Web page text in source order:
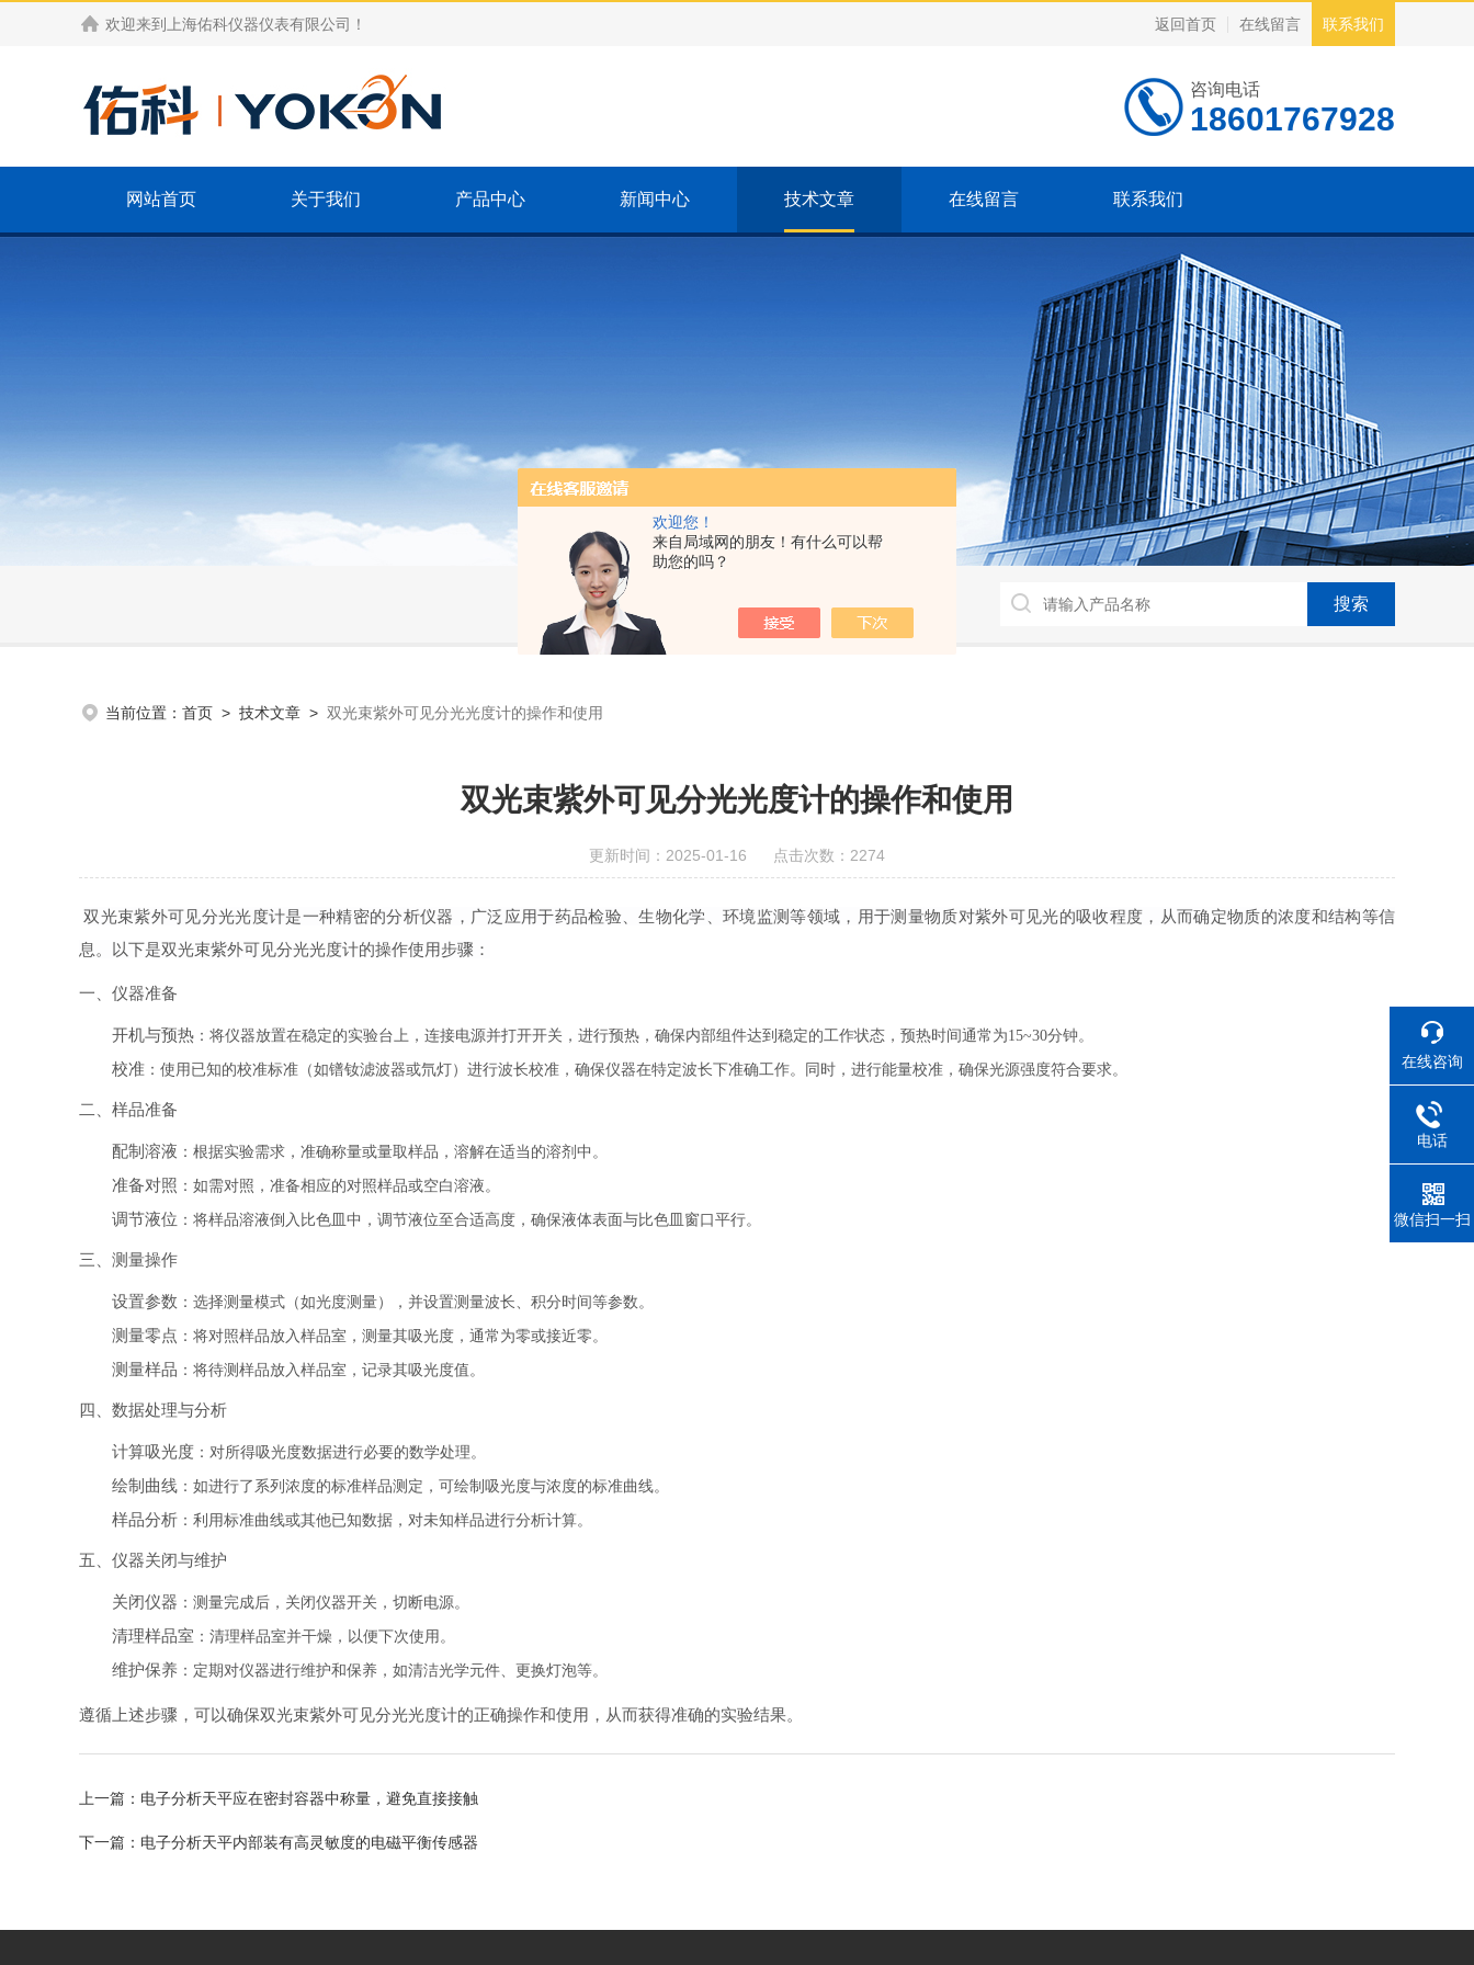
欢迎您！
来自局域网的朋友！有什么可以帮
助您的吗？
欢迎来到 上海佑科仪器仪表有限公司 ！ 返回首页 在线留言 联系我们
咨询电话
18601767928
网站首页 关于我们 产品中心 新闻中心 技术文章 在线留言 联系我们
当前位置： 首页 > 技术文章 > 双光束紫外可见分光光度计的操作和使用
双光束紫外可见分光光度计的操作和使用
更新时间：2025-01-16 点击次数：2274
双光束紫外可见分光光度计是一种精密的分析仪器，广泛应用于药品检验、生物化学、环境监测等领域，用于测量物质对紫外可见光的吸收程度，从而确定物质的浓度和结构等信
息。以下是双光束紫外可见分光光度计的操作使用步骤：
一、仪器准备
开机与预热 ：将仪器放置在稳定的实验台上，连接电源并打开开关，进行预热，确保内部组件达到稳定的工作状态，预热时间通常为15~30分钟。
校准 ：使用已知的校准标准（如镨钕滤波器或氘灯）进行波长校准，确保仪器在特定波长下准确工作。同时，进行能量校准，确保光源强度符合要求。
二、样品准备
配制溶液 ：根据实验需求，准确称量或量取样品，溶解在适当的溶剂中。
准备对照 ：如需对照，准备相应的对照样品或空白溶液。
调节液位 ：将样品溶液倒入比色皿中，调节液位至合适高度，确保液体表面与比色皿窗口平行。
三、测量操作
设置参数 ：选择测量模式（如光度测量），并设置测量波长、积分时间等参数。
测量零点 ：将对照样品放入样品室，测量其吸光度，通常为零或接近零。
测量样品 ：将待测样品放入样品室，记录其吸光度值。
四、数据处理与分析
计算吸光度 ：对所得吸光度数据进行必要的数学处理。
绘制曲线 ：如进行了系列浓度的标准样品测定，可绘制吸光度与浓度的标准曲线。
样品分析 ：利用标准曲线或其他已知数据，对未知样品进行分析计算。
五、仪器关闭与维护
关闭仪器 ：测量完成后，关闭仪器开关，切断电源。
清理样品室 ：清理样品室并干燥，以便下次使用。
维护保养 ：定期对仪器进行维护和保养，如清洁光学元件、更换灯泡等。
遵循上述步骤，可以确保双光束紫外可见分光光度计的正确操作和使用，从而获得准确的实验结果。
上一篇： 电子分析天平应在密封容器中称量，避免直接接触
下一篇： 电子分析天平内部装有高灵敏度的电磁平衡传感器
在线咨询
电话
微信扫一扫